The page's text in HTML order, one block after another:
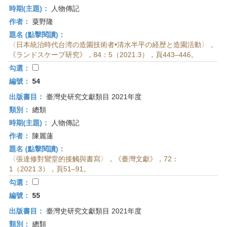
時期(主題)：
人物傳記
作者： 粟野隆
題名 (點擊閱讀)：
〈日本統治時代台湾の造園技術者•清水半平の経歴と造園活動〉，
《ランドスケープ研究》，84：5（2021.3），頁443–446。
勾選：
編號： 54
出版書目： 臺灣史研究文獻類目 2021年度
類別： 總類
時期(主題)：
人物傳記
作者：
陳麗蓮
題名 (點擊閱讀)：
〈張達修對鸞堂的接觸與書寫〉，《臺灣文獻》，72：
1（2021.3），頁51–91。
勾選：
編號： 55
出版書目： 臺灣史研究文獻類目 2021年度
類別： 總類